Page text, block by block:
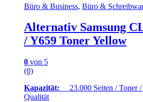
Büro & Business, Büro &
Alternativ Samsung
/ Y659 Toner Yellow
0 von 5
(0)
Kapazität: 23.000 Seiten / Toner
Qualität